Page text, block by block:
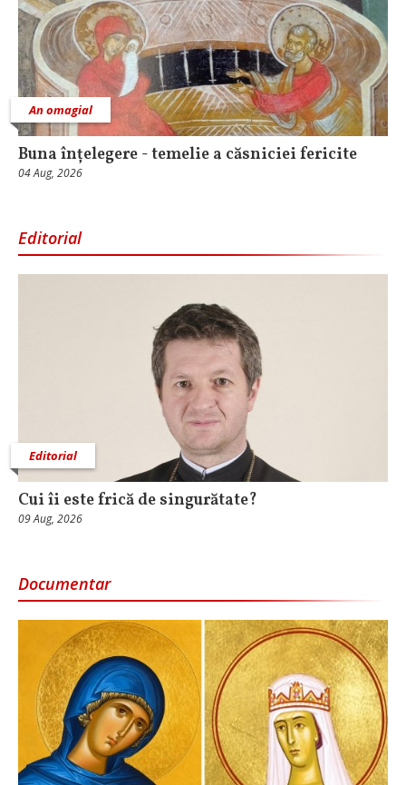
An omagial
Buna înțelegere - temelie a căsniciei fericite
04 Aug, 2026
Editorial
Editorial
Cui îi este frică de singurătate?
09 Aug, 2026
Documentar